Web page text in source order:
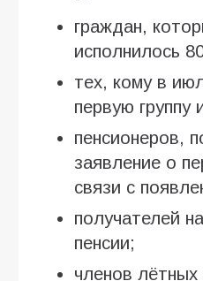
граждан,
исполнилось
тех, кому в
первую группу
пенсионеров,
заявление о
связи с
получателей
пенсии;
членов лётных